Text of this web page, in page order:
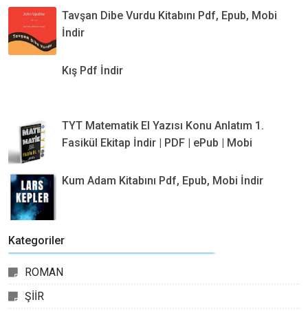
Tavşan Dibe Vurdu Kitabını Pdf, Epub, Mobi
İndir
Kış Pdf İndir
TYT Matematik El Yazısı Konu Anlatım 1.
Fasikül Ekitap İndir | PDF | ePub | Mobi
Kum Adam Kitabını Pdf, Epub, Mobi İndir
Kategoriler
ROMAN
ŞİİR